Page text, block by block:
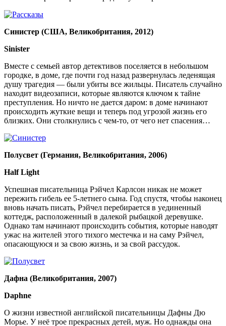
Синистер (США, Великобритания, 2012)
Sinister
Вместе с семьей автор детективов поселяется в небольшом
городке, в доме, где почти год назад развернулась леденящая
душу трагедия — были убиты все жильцы. Писатель случайно
находит видеозаписи, которые являются ключом к тайне
преступления. Но ничто не дается даром: в доме начинают
происходить жуткие вещи и теперь под угрозой жизнь его
близких. Они столкнулись с чем-то, от чего нет спасения…
Полусвет (Германия, Великобритания, 2006)
Half Light
Успешная писательница Рэйчел Карлсон никак не может
пережить гибель ее 5-летнего сына. Год спустя, чтобы наконец
вновь начать писать, Рэйчел перебирается в уединенный
коттедж, расположенный в далекой рыбацкой деревушке.
Однако там начинают происходить события, которые наводят
ужас на жителей этого тихого местечка и на саму Рэйчел,
опасающуюся и за свою жизнь, и за свой рассудок.
Дафна (Великобритания, 2007)
Daphne
О жизни известной английской писательницы Дафны Дю
Морье. У неё трое прекрасных детей, муж. Но однажды она